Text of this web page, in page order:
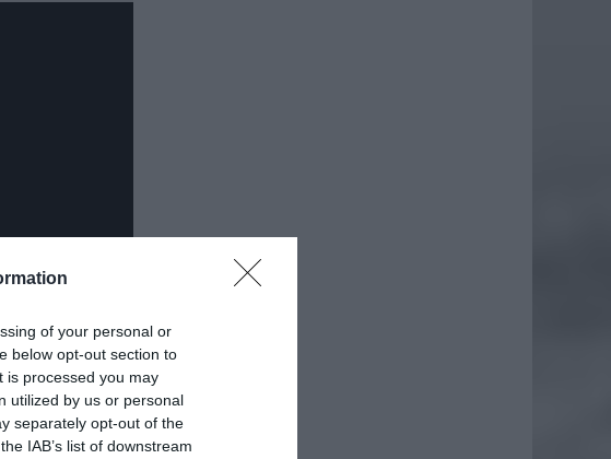
of your personal or
below opt-out section to
is processed you may
utilized by us or personal
separately opt-out of the
IAB’s list of downstream
Dodaj